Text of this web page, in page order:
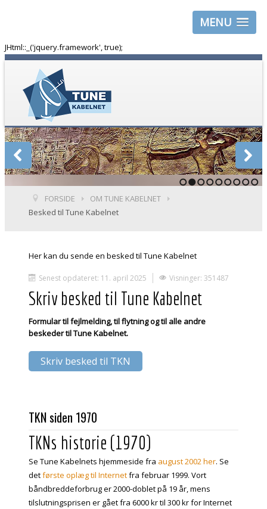
MENU
JHtml::_('jquery.framework', true);
FORSIDE
OM TUNE KABELNET
Besked til Tune Kabelnet
Her kan du sende en besked til Tune Kabelnet
Senest opdateret: 11. april 2025 Visninger: 351487
Skriv besked til Tune Kabelnet
Formular til fejlmelding, til flytning og til alle andre
beskeder til Tune Kabelnet.
Skriv besked til TKN
TKN siden 1970
TKNs historie (1970)
Se Tune Kabelnets hjemmeside fra august 2002 her. Se
detførste oplæg til Internetfra februar 1999. Vort
båndbreddeforbrug er 2000-doblet på 19 år, mens
tilslutningsprisen er gået fra 6000 kr til 300 kr for Internet